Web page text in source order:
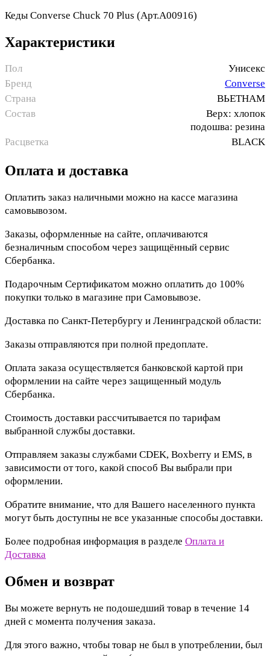
Кеды Converse Chuck 70 Plus (Арт.A00916)
Характеристики
Пол
Унисекс
Бренд
Converse
Страна
ВЬЕТНАМ
Состав
Верх: хлопок
подошва: резина
Расцветка
BLACK
Оплата и доставка
Оплатить заказ наличными можно на кассе магазина
самовывозом.
Заказы, оформленные на сайте, оплачиваются
безналичным способом через защищённый сервис
Сбербанка.
Подарочным Сертификатом можно оплатить до 100%
покупки только в магазине при Самовывозе.
Доставка по Санкт-Петербургу и Ленинградской области:
Заказы отправляются при полной предоплате.
Оплата заказа осуществляется банковской картой при
оформлении на сайте через защищенный модуль
Сбербанка.
Стоимость доставки рассчитывается по тарифам
выбранной службы доставки.
Отправляем заказы службами CDEK, Boxberry и EMS, в
зависимости от того, какой способ Вы выбрали при
оформлении.
Обратите внимание, что для Вашего населенного пункта
могут быть доступны не все указанные способы доставки.
Более подробная информация в разделе Оплата и
Доставка
Обмен и возврат
Вы можете вернуть не подошедший товар в течение 14
дней с момента получения заказа.
Для этого важно, чтобы товар не был в употреблении, был